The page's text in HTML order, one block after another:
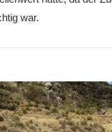
war.